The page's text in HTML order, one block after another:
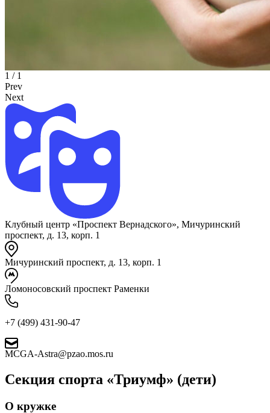
1 / 1
Prev
Next
Клубный центр «Проспект Вернадского», Мичуринский
проспект, д. 13, корп. 1
Мичуринский проспект, д. 13, корп. 1
Ломоносовский проспект Раменки
+7 (499) 431-90-47
MCGA-Astra@pzao.mos.ru
Секция спорта «Триумф» (дети)
О кружке